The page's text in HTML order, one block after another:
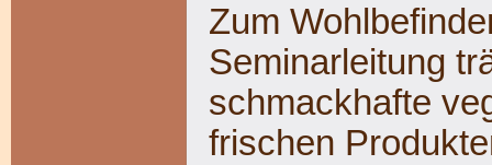
Zum
Seminarleitung
schmackhafte
frischen